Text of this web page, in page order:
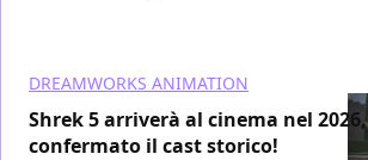
DREAMWORKS ANIMATION
Shrek 5 arriverà al cinema nel 2026,
confermato il cast storico!